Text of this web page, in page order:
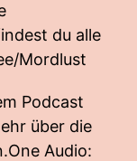
du alle
Mordlust
Podcast
über die
Audio: